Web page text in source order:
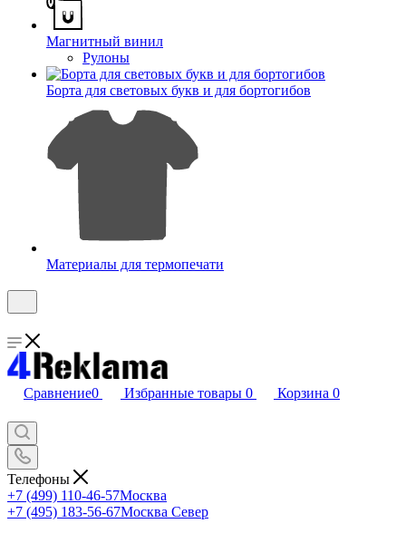
Магнитный винил
Рулоны
Борта для световых букв и для бортогибов
Материалы для термопечати
Сравнение0 Избранные товары 0 Корзина 0
Телефоны
+7 (499) 110-46-57Москва
+7 (495) 183-56-67Москва Север